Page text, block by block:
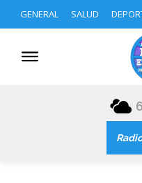
GENERAL SALUD